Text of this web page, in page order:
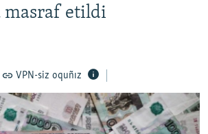
masraf etildi
VPN-siz oquñız